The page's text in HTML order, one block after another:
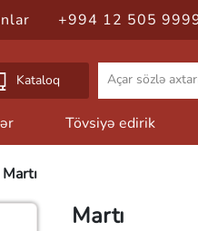
+994 12 505
Kataloq
Tövsiyə edirik
Martı
Martı